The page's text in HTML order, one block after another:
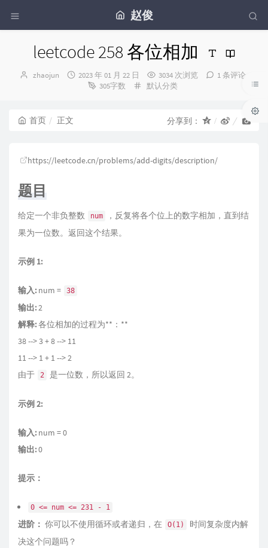
赵俊
leetcode 258 各位相加
博
zhaojun
发
2023 年 01 月 22 日 3034 次浏览
1 条评论
305字数
分
默认分类
首页 正文 分享到：
https://leetcode.cn/problems/add-digits/description/
题目
给定一个非负整数 num
，反复将各个位上的数字相加，直到结
果为一位数。返回这个结果。
示例 1:
输入: num = 38
输出:2
解释:各位相加的过程为**：**
38 --> 3 + 8 --> 11
11 --> 1 + 1 --> 2
由于
2 是一位数，所以返回 2。
示例 2:
输入: num = 0
输出:0
提示：
0 <= num <= 231 - 1
进阶： 你可以不使用循环或者递归，在 O(1)
时间复杂度内解
决这个问题吗？